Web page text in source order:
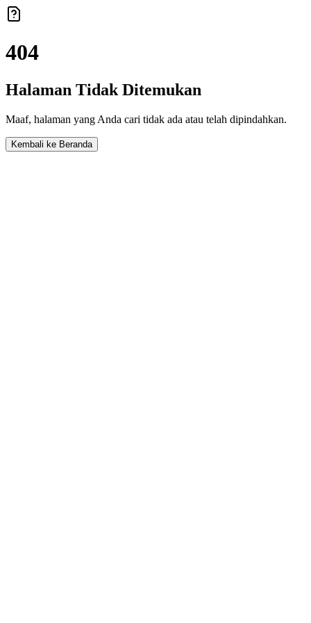
404
Halaman Tidak Ditemukan
Maaf, halaman yang Anda cari tidak ada atau telah dipindahkan.
Kembali ke Beranda